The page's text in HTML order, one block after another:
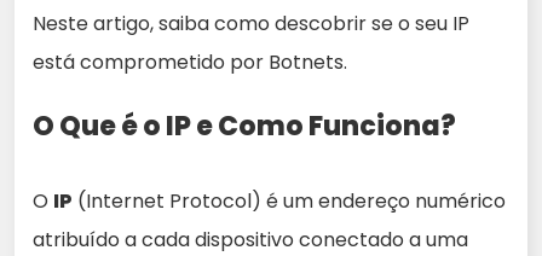
Neste artigo, saiba como descobrir se o seu IP
está comprometido por Botnets.
O Que é o IP e Como Funciona?
O IP (Internet Protocol) é um endereço numérico
atribuído a cada dispositivo conectado a uma